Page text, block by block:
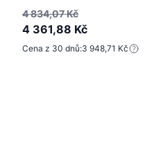
4 834,07 Kč
4 361,88 Kč
Cena z 30 dnů:3 948,71 Kč